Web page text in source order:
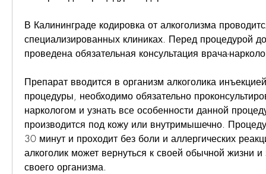
В Калининграде кодировка от алкоголизма
специализированных клиниках. Перед процедурой
проведена обязательная консультация врача-
Препарат вводится в организм алкоголика
процедуры, необходимо обязательно
наркологом и узнать все особенности данной
производится под кожу или внутримышечно.
30 минут и проходит без боли и аллергических
алкоголик может вернуться к своей обычной жизни и
своего организма.